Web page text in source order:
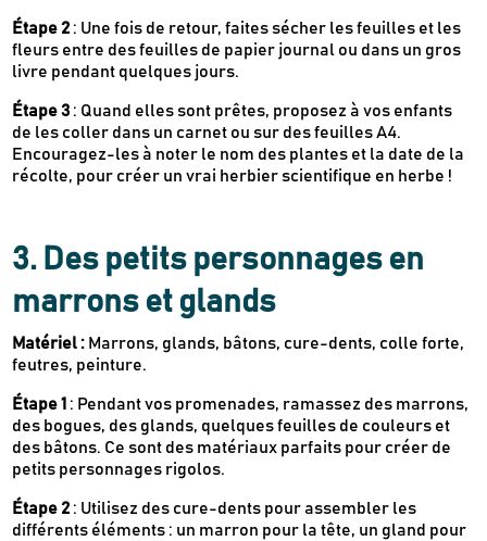
Étape 2 : Une fois de retour, faites sécher les feuilles et les
fleurs entre des feuilles de papier journal ou dans un gros
livre pendant quelques jours.
Étape 3 : Quand elles sont prêtes, proposez à vos enfants
de les coller dans un carnet ou sur des feuilles A4.
Encouragez-les à noter le nom des plantes et la date de la
récolte, pour créer un vrai herbier scientifique en herbe !
3. Des petits personnages en
marrons et glands
Matériel : Marrons, glands, bâtons, cure-dents, colle forte,
feutres, peinture.
Étape 1 : Pendant vos promenades, ramassez des marrons,
des bogues, des glands, quelques feuilles de couleurs et
des bâtons. Ce sont des matériaux parfaits pour créer de
petits personnages rigolos.
Étape 2 : Utilisez des cure-dents pour assembler les
différents éléments : un marron pour la tête, un gland pour